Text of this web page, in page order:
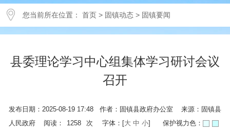
您当前所在位置： 首页 > 固镇动态 > 固镇要闻
县委理论学习中心组集体学习研讨会议
召开
发布日期：2025-08-19 17:48 作者：固镇县政府办公室 来源：固镇县
人民政府 阅读：
1258 次 字体：[大 中 小] 保护视力色：